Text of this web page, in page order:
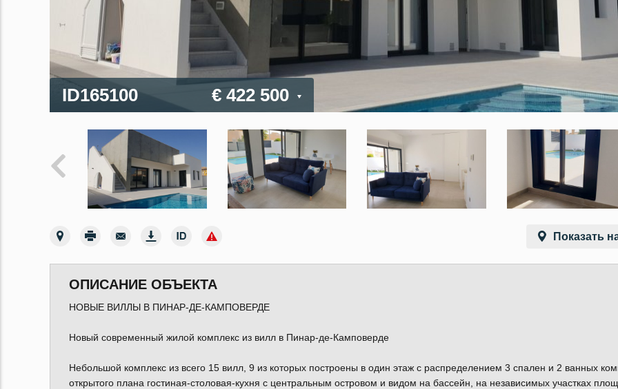
ID165100 € 422 500
Показать
ОПИСАНИЕ ОБЪЕКТА
НОВЫЕ ВИЛЛЫ В ПИНАР-ДЕ-КАМПОВЕРДЕ
Новый современный жилой комплекс из вилл в Пинар-де-Камповерде
Небольшой комплекс из всего 15 вилл, 9 из которых построены в один этаж с распределением 3 спален и 2 ванных
открытого плана гостиная-столовая-кухня с центральным островом и видом на бассейн, на независимых участках